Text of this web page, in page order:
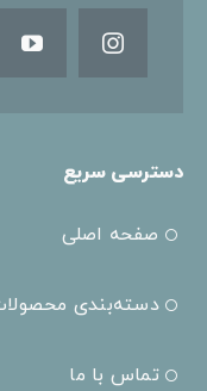
دسترسی سریع
صفحه اصلی
دسته‌بندی
تماس با ما